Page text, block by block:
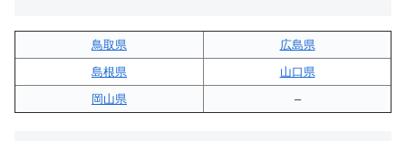
鳥取県
広島県
島根県
山口県
岡山県
–